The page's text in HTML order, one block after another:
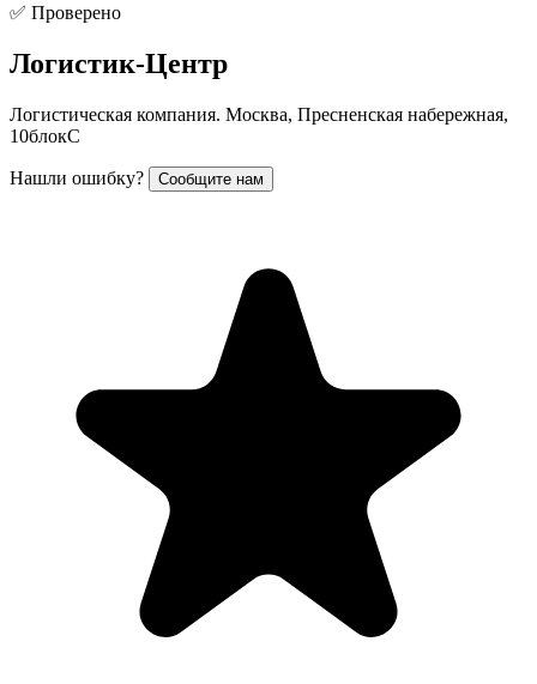
✅ Проверено
Логистик-Центр
Логистическая компания. Москва, Пресненская набережная,
10блокС
Нашли ошибку? Сообщите нам